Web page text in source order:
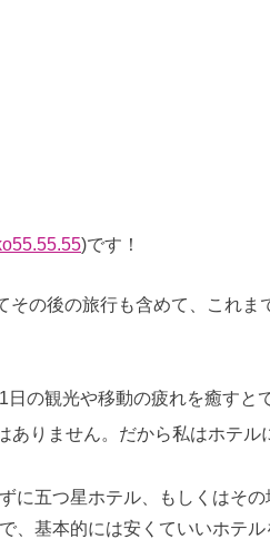
)です！
その後の旅行も含めて、これま
の観光や移動の疲れを癒すと
ありません。だから私はホテ
に五つ星ホテル、もしくはそ
、基本的には安くていいホテル